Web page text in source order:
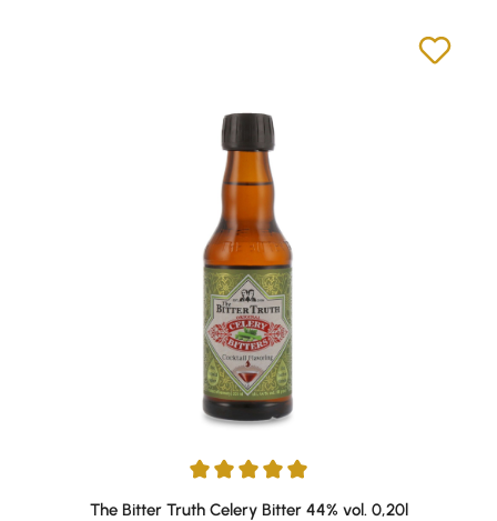
Durchschnittliche Bewertung von 5 von 5 Sternen
The Bitter Truth Celery Bitter 44% vol. 0,20l